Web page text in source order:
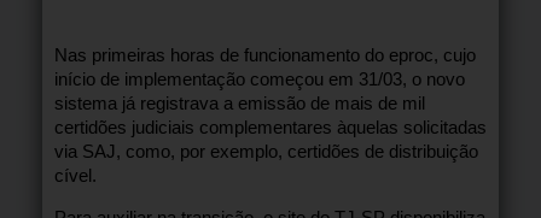
Nas primeiras horas de funcionamento do eproc, cujo
início de implementação começou em 31/03, o novo
sistema já registrava a emissão de mais de mil
certidões judiciais complementares àquelas solicitadas
via SAJ, como, por exemplo, certidões de distribuição
cível.